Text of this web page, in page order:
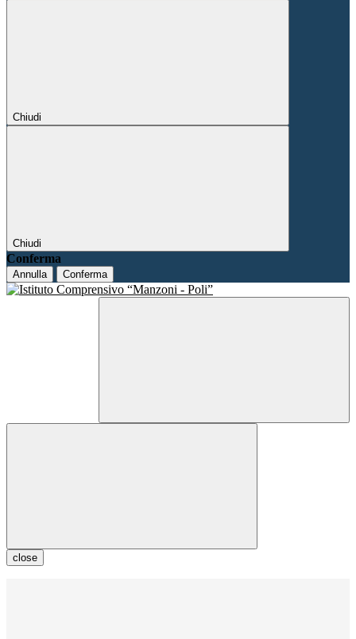
Chiudi
Chiudi
Conferma
Annulla Conferma
close